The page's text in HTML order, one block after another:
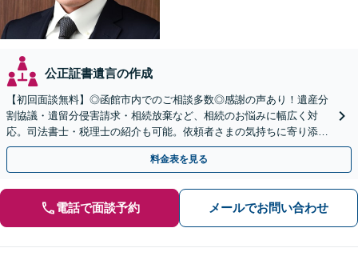
公正証書遺言の作成
【初回面談無料】◎函館市内でのご相談多数◎感謝の声あり！遺産分
割協議・遺留分侵害請求・相続放棄など、相続のお悩みに幅広く対
応。司法書士・税理士の紹介も可能。依頼者さまの気持ちに寄り添い
対応します【夜間・休日対応可能】【弁護士歴13年以上】
料金表を見る
電話で面談予約 メールでお問い合わせ